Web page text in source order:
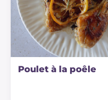
Poulet à la poêle